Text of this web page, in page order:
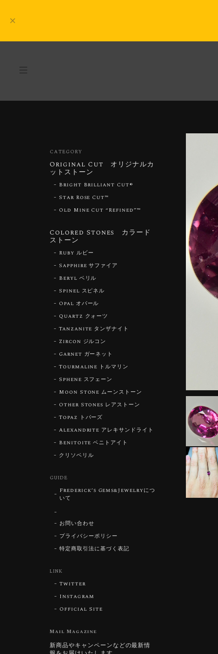
CATEGORY
Original Cut オリジナルカ
ットストーン
Bright Brilliant Cut®︎
Star Rose Cut™︎
Old Mine Cut “Refined”™︎
Colored Stones カラード
ストーン
Ruby ルビー
Sapphire サファイア
Beryl ベリル
Spinel スピネル
Opal オパール
Quartz クォーツ
Tanzanite タンザナイト
Zircon ジルコン
Garnet ガーネット
Tourmaline トルマリン
Sphene スフェーン
Moon Stone ムーンストーン
Other Stones レアストーン
Topaz トパーズ
Alexandrite アレキサンドライト
Benitoite ベニトアイト
クリソベリル
GUIDE
Frederick’s Gems&Jewelryにつ
いて
お問い合わせ
プライバシーポリシー
特定商取引法に基づく表記
LINK
Twitter
Instagram
Official Site
Mail Magazine
新商品やキャンペーンなどの最新情